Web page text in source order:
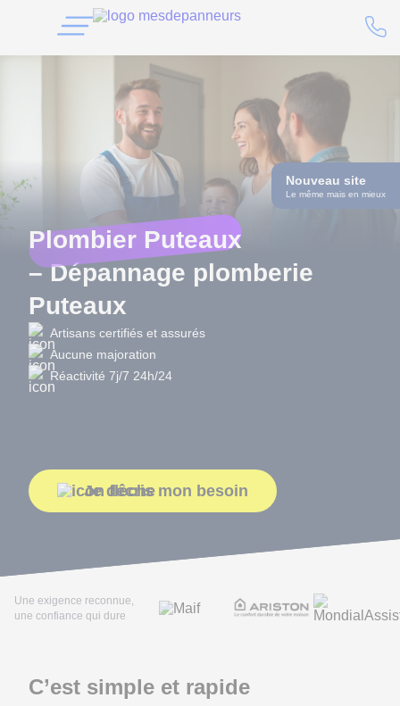
Nouveau site
Le même mais en mieux
Plombier Puteaux
– Dépannage plomberie
Puteaux
Artisans certifiés et assurés
Aucune majoration
Réactivité 7j/7 24h/24
Je décris mon besoin
Une exigence reconnue,
une confiance qui dure
C’est simple et rapide